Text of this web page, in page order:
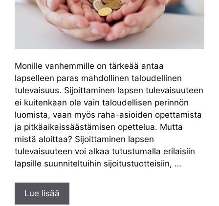
Monille vanhemmille on tärkeää antaa
lapselleen paras mahdollinen taloudellinen
tulevaisuus. Sijoittaminen lapsen tulevaisuuteen
ei kuitenkaan ole vain taloudellisen perinnön
luomista, vaan myös raha-asioiden opettamista
ja pitkäaikaissäästämisen opettelua. Mutta
mistä aloittaa? Sijoittaminen lapsen
tulevaisuuteen voi alkaa tutustumalla erilaisiin
lapsille suunniteltuihin sijoitustuotteisiin, …
Lue lisää